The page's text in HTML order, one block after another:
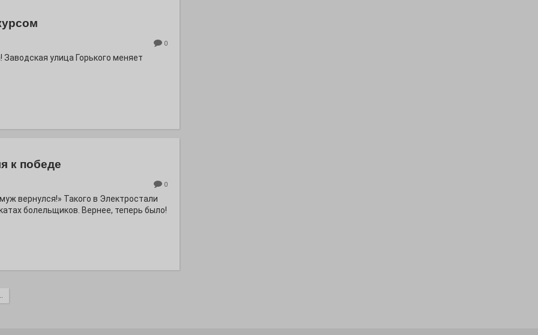
0
Заводская улица Горького меняет
к победе
0
вернулся!» Такого в Электростали
болельщиков. Вернее, теперь было!